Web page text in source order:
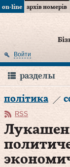
on-line архів номерів
Войти
разделы
політика
RSS